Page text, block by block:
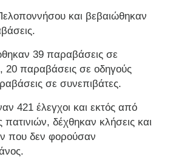
και βεβαιώθηκαν
39 παραβάσεις σε
20 παραβάσεις σε οδηγούς
σε συνεπιβάτες.
421 έλεγχοι και εκτός από
πατινιών, δέχθηκαν κλήσεις και
που δεν φορούσαν